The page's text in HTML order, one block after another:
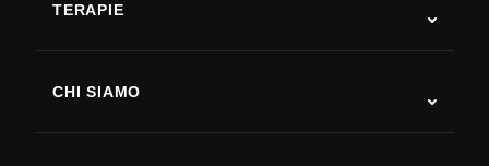
Malattia di Parkinson
Artrite
TERAPIE
CHI SIAMO